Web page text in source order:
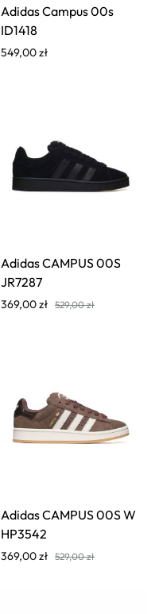
Adidas Campus 00s
ID1418
549,00zł
Adidas CAMPUS 00S
JR7287
369,00zł 529,00zł
Adidas CAMPUS 00S W
HP3542
369,00zł 529,00zł